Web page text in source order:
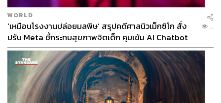
WORLD
‘เหมือนโรงงานปล่อยมลพิษ’ สรุปคดีศาลนิวเม็กซิโก สั่ง
ปรับ Meta ชี้กระทบสุขภาพจิตเด็ก คุมเข้ม AI Chatbot
...